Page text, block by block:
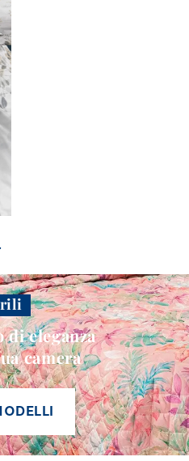
di eleganza
camera